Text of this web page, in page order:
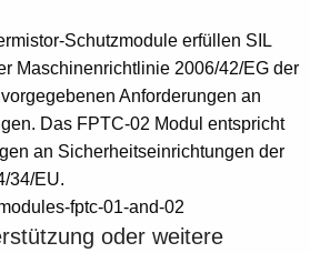
Schutzmodule erfüllen SIL
Maschinenrichtlinie 2006/42/EG der
Anforderungen an
Das FPTC-02 Modul entspricht
an Sicherheitseinrichtungen der
34/EU.
oder weitere